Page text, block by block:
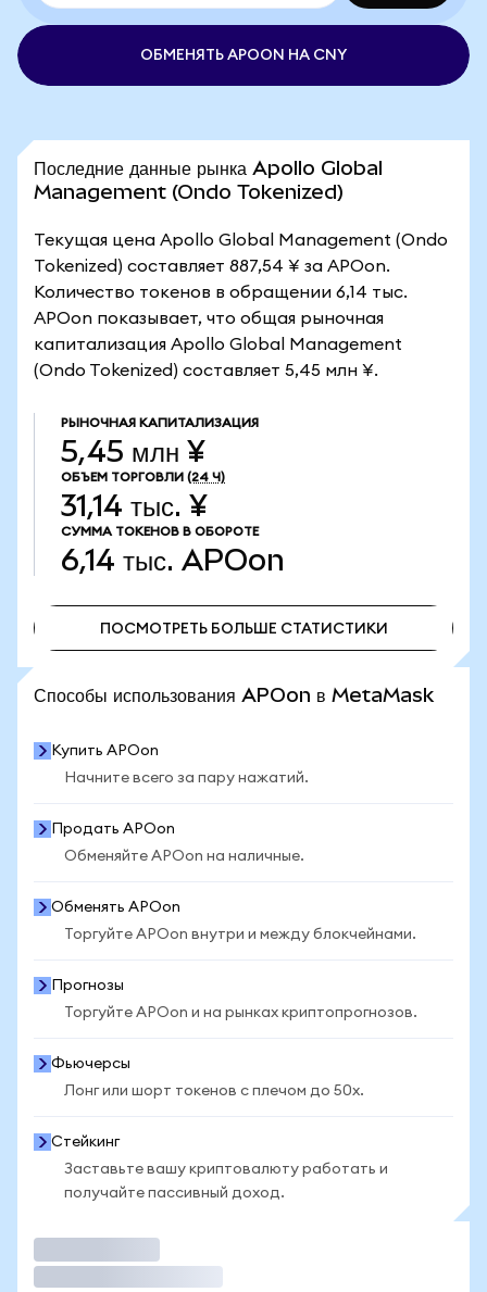
ОБМЕНЯТЬ APOON НА CNY
Последние данные рынка Apollo Global
Management (Ondo Tokenized)
Текущая цена Apollo Global Management (Ondo
Tokenized) составляет 887,54 ¥ за APOon.
Количество токенов в обращении 6,14 тыс.
APOon показывает, что общая рыночная
капитализация Apollo Global Management
(Ondo Tokenized) составляет 5,45 млн ¥.
РЫНОЧНАЯ КАПИТАЛИЗАЦИЯ
5,45 млн ¥
ОБЪЕМ ТОРГОВЛИ (24 Ч)
31,14 тыс. ¥
СУММА ТОКЕНОВ В ОБОРОТЕ
6,14 тыс. APOon
ПОСМОТРЕТЬ БОЛЬШЕ СТАТИСТИКИ
Способы использования APOon в MetaMask
Купить APOon
Начните всего за пару нажатий.
Продать APOon
Обменяйте APOon на наличные.
Обменять APOon
Торгуйте APOon внутри и между блокчейнами.
Прогнозы
Торгуйте APOon и на рынках криптопрогнозов.
Фьючерсы
Лонг или шорт токенов с плечом до 50x.
Стейкинг
Заставьте вашу криптовалюту работать и
получайте пассивный доход.